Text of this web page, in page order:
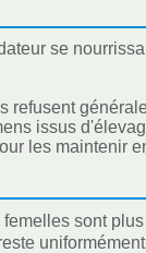
se
refusent
issus
les maintenir
sont